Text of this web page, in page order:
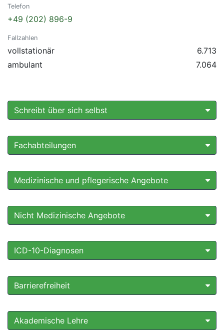
Telefon
+49 (202) 896-9
Fallzahlen
vollstationär
6.713
ambulant
7.064
Schreibt über sich selbst
Fachabteilungen
Medizinische und pflegerische Angebote
Nicht Medizinische Angebote
ICD-10-Diagnosen
Barrierefreiheit
Akademische Lehre